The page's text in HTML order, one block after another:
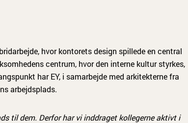
hvor kontorets design spillede en central
centrum, hvor den interne kultur styrkes,
har EY, i samarbejde med arkitekterne fra
arbejdsplads.
til dem. Derfor har vi inddraget kollegerne aktivt i